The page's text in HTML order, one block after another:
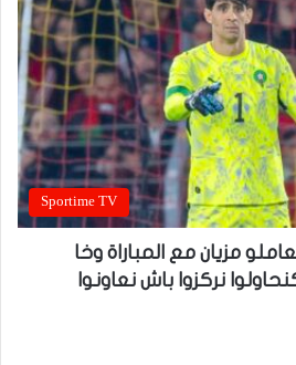
Sportime TV
مزيان مع المباراة وخا
نركزوا باش نعاونوا